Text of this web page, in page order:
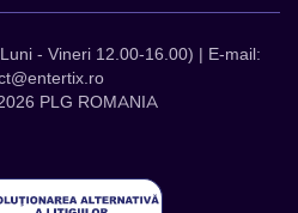
- Vineri 12.00-16.00) | E-mail:
PLG ROMANIA